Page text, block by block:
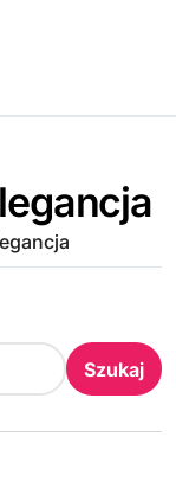
Szukaj